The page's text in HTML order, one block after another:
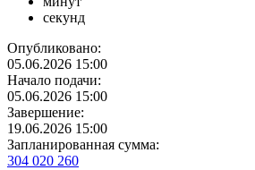
секунд
Опубликовано:
05.06.2026 15:00
Начало подачи:
05.06.2026 15:00
Завершение:
19.06.2026 15:00
Запланированная сумма:
304 020 260